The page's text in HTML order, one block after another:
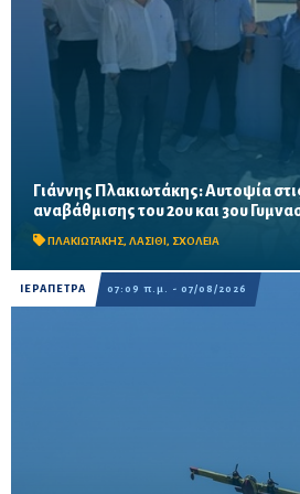
Γιάννης Πλακιωτάκης: Αυτοψία
αναβάθμισης του 2ου και 3ου
ΠΛΑΚΙΩΤΑΚΗΣ, ΛΑΣΙΘΙ, ΣΧΟΛΕΙΑ
Οι παρεμβάσεις του προγράμματος
αναμένεται να ολοκληρωθούν πριν από
Προβλέπονται ανακαινίσεις αιθουσών,
ΙΕΡΑΠΕΤΡΑ 07:09 π.μ. - 07/08/2026